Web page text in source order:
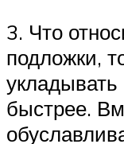
3. Что
подложки,
укладывать
быстрее.